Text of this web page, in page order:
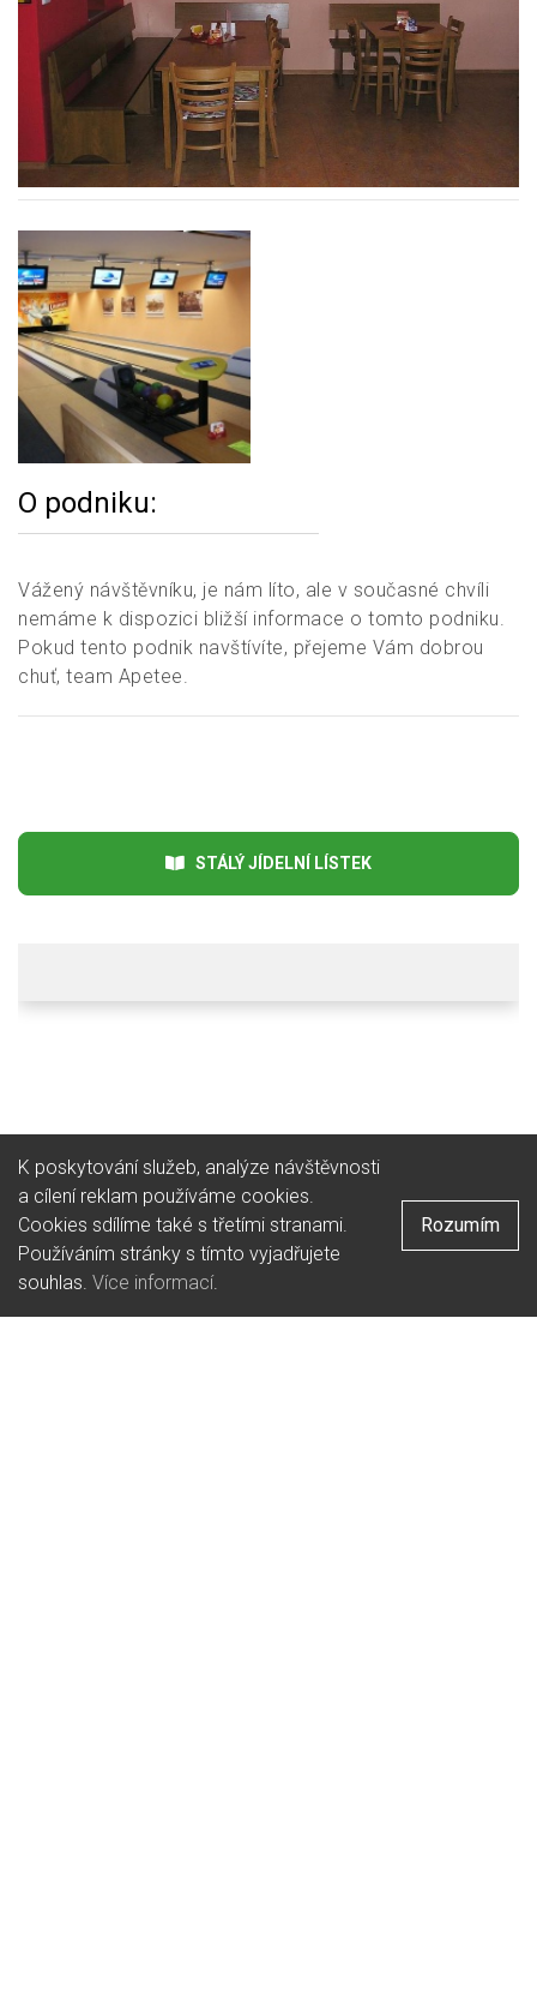
O podniku:
Vážený návštěvníku, je nám líto, ale v současné chvíli
nemáme k dispozici bližší informace o tomto podniku.
Pokud tento podnik navštívíte, přejeme Vám dobrou
chuť, team Apetee.
STÁLÝ JÍDELNÍ LÍSTEK
K poskytování služeb, analýze návštěvnosti
a cílení reklam používáme cookies.
Cookies sdílíme také s třetími stranami.
Používáním stránky s tímto vyjadřujete
souhlas. Více informací.
Rozumím